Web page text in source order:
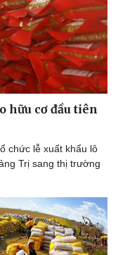
hữu cơ đầu tiên
chức lễ xuất khẩu lô
Trị sang thị trường